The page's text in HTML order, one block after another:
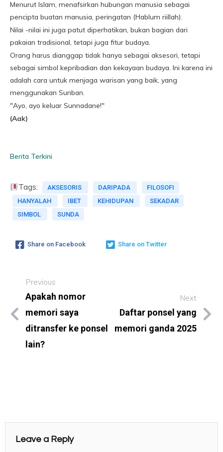
Menurut Islam, menafsirkan hubungan manusia sebagai
pencipta buatan manusia, peringatan (Hablum riillah).
Nilai -nilai ini juga patut diperhatikan, bukan bagian dari
pakaian tradisional, tetapi juga fitur budaya.
Orang harus dianggap tidak hanya sebagai aksesori, tetapi
sebagai simbol kepribadian dan kekayaan budaya. Ini karena ini
adalah cara untuk menjaga warisan yang baik, yang
menggunakan Sunban.
"Ayo, ayo keluar Sunnadane!"
(Aak)
Berita Terkini
Tags: AKSESORIS DARIPADA
FILOSOFI
HANYALAH
IBET KEHIDUPAN
SEKADAR
SIMBOL
SUNDA
Share on Facebook Share on Twitter
Previous
Apakah nomor
memori saya
ditransfer ke ponsel
lain?
Next
Daftar ponsel yang
memori ganda 2025
Leave a Reply